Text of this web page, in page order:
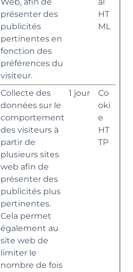
présenter des
publicités
pertinentes en
fonction des
préférences du
visiteur.
HT
ML
Collecte des
données sur le
comportement
des visiteurs à
partir de
plusieurs sites
web afin de
présenter des
publicités plus
pertinentes.
Cela permet
également au
site web de
limiter le
nombre de fois
1 jour
Co
oki
e
HT
TP